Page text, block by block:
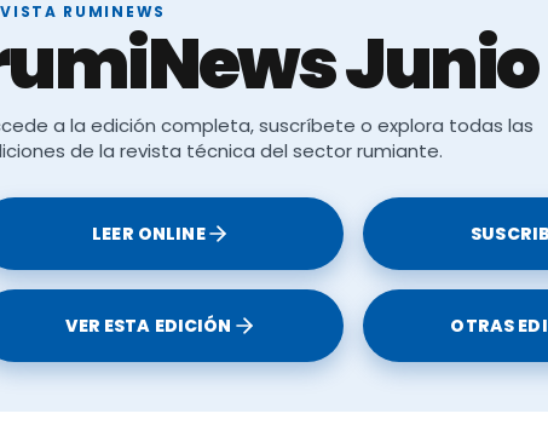
RUMINEWS
Junio
a la edición completa, suscríbete o explora todas las
de la revista técnica del sector rumiante.
LEER ONLINE
VER ESTA EDICIÓN OTRAS